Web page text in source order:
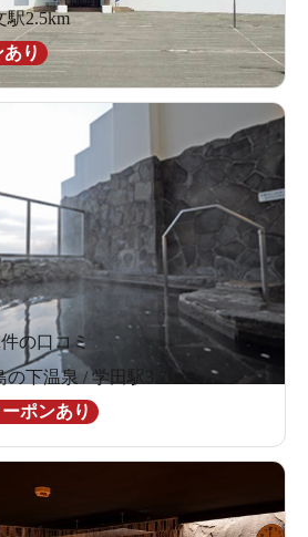
駅2.5km
り
の口コミ
下温泉 / 学田駅3.7km
ポンあり